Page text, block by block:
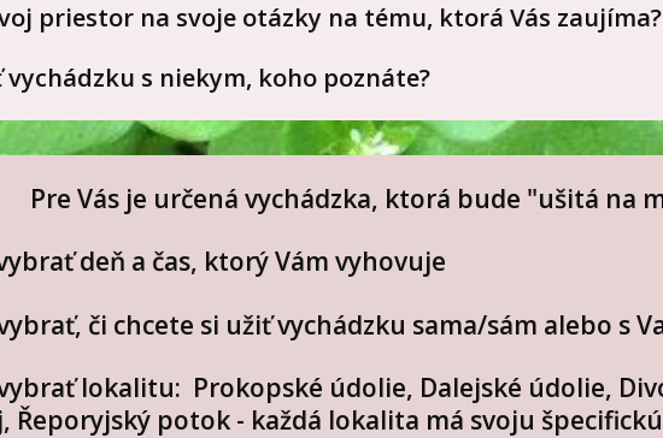
priestor na svoje otázky na tému, ktorá Vás zaujíma?
vychádzku s niekym, koho poznáte?
Pre Vás je určená vychádzka, ktorá bude "ušitá na
deň a čas, ktorý Vám vyhovuje
či chcete si užiť vychádzku sama/sám alebo s
lokalitu: Prokopské údolie, Dalejské údolie,
Řeporyjský potok - každá lokalita má svoju